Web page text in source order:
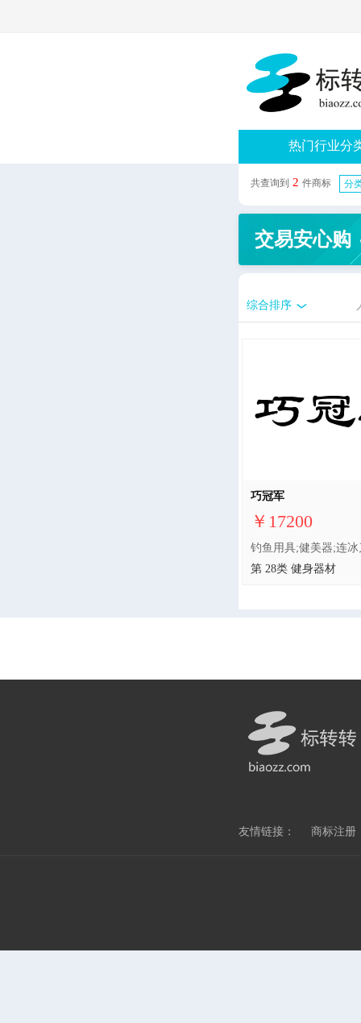
热门行业分
共查询到 2 件商标 分
交易安心购
综合排序
巧冠军
￥17200
第 28类 健身器材
友情链接： 商标注册